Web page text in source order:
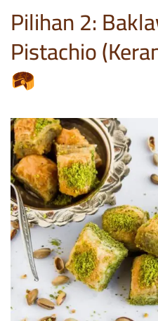
Pilihan 2:
Pistachio